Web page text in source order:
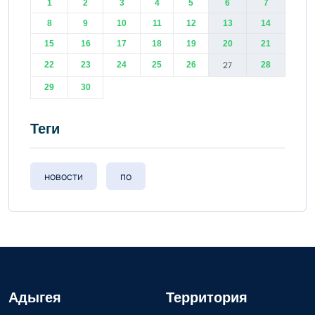
1 2 3 4 5 6 7
8 9 10 11 12 13 14
15 16 17 18 19 20 21
22 23 24 25 26 27 28
29 30
Теги
новости по
Адыгея Территория